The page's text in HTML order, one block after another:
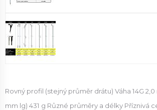
Rovný profil (stejný průměr drátu) Váha 14G
mm lg) 431 g Různé průměry a délky Příznivá